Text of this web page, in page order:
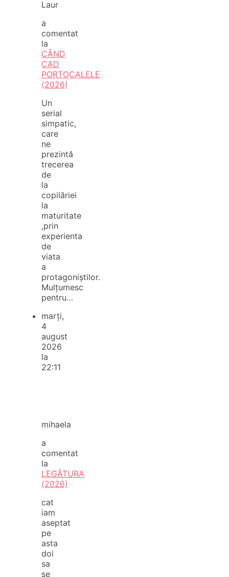
Laur
a
comentat
la
CÂND
CAD
PORTOCALELE
(2026)
Un
serial
simpatic,
care
ne
prezintă
trecerea
de
la
copilăriei
la
maturitate
,prin
experienta
de
viata
a
protagoniștilor.
Mulțumesc
pentru…
marți,
4
august
2026
la
22:11
mihaela
a
comentat
la
LEGĂTURA
(2026)
cat
iam
aseptat
pe
asta
doi
sa
se